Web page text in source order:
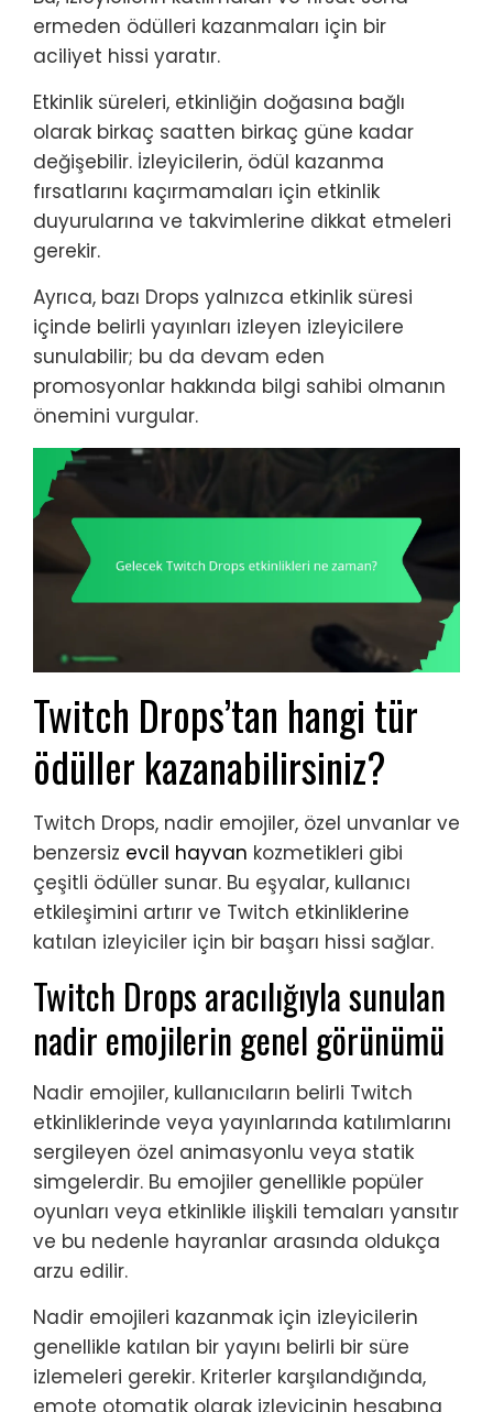
ermeden ödülleri kazanmaları için bir
aciliyet hissi yaratır.
Etkinlik süreleri, etkinliğin doğasına bağlı
olarak birkaç saatten birkaç güne kadar
değişebilir. İzleyicilerin, ödül kazanma
fırsatlarını kaçırmamaları için etkinlik
duyurularına ve takvimlerine dikkat etmeleri
gerekir.
Ayrıca, bazı Drops yalnızca etkinlik süresi
içinde belirli yayınları izleyen izleyicilere
sunulabilir; bu da devam eden
promosyonlar hakkında bilgi sahibi olmanın
önemini vurgular.
Twitch Drops’tan hangi tür
ödüller kazanabilirsiniz?
Twitch Drops, nadir emojiler, özel unvanlar ve
benzersiz evcil hayvan kozmetikleri gibi
çeşitli ödüller sunar. Bu eşyalar, kullanıcı
etkileşimini artırır ve Twitch etkinliklerine
katılan izleyiciler için bir başarı hissi sağlar.
Twitch Drops aracılığıyla sunulan
nadir emojilerin genel görünümü
Nadir emojiler, kullanıcıların belirli Twitch
etkinliklerinde veya yayınlarında katılımlarını
sergileyen özel animasyonlu veya statik
simgelerdir. Bu emojiler genellikle popüler
oyunları veya etkinlikle ilişkili temaları yansıtır
ve bu nedenle hayranlar arasında oldukça
arzu edilir.
Nadir emojileri kazanmak için izleyicilerin
genellikle katılan bir yayını belirli bir süre
izlemeleri gerekir. Kriterler karşılandığında,
emote otomatik olarak izleyicinin hesabına